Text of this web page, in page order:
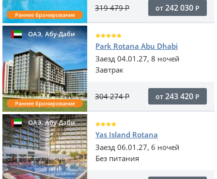
Раннее бронирование
319 479Р от 242 030 Р
ОАЭ,Абу-Даби
Раннее бронирование
Park Rotana Abu Dhabi
Заезд 04.01.27, 8 ночей
Завтрак
304 274Р от 243 420 Р
ОАЭ,Абу-Даби
Yas Island Rotana
Заезд 06.01.27, 6 ночей
Без питания